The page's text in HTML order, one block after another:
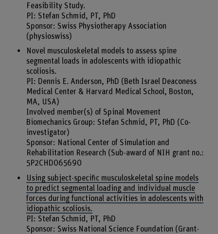
Feasibility Study.
PI: Stefan Schmid, PT, PhD
Sponsor: Swiss Physiotherapy Association
(physioswiss)
Novel musculoskeletal models to assess spine
segmental loads in adolescents with idiopathic
scoliosis.
PI: Dennis E. Anderson, PhD (Beth Israel Deaconess
Medical Center & Harvard Medical School, Boston,
MA, USA)
Involved member(s) of Spinal Movement
Biomechanics Group: Stefan Schmid, PT, PhD (Co-
investigator)
Sponsor: National Center of Simulation and
Rehabilitation Research (Sub-award of NIH grant no.:
5P2CHD065690
Using subject-specific musculoskeletal spine models
to predict segmental loading and individual muscle
forces during functional activities in adolescents with
idiopathic scoliosis.
PI: Stefan Schmid, PT, PhD
Sponsor: Swiss National Science Foundation (Grant-